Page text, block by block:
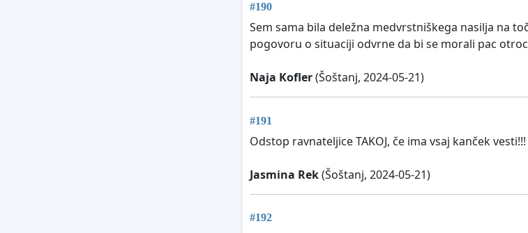
#190
Sem sama bila deležna medvrstniškega nasilja na
pogovoru o situaciji odvrne da bi se morali pac
Naja Kofler(Šoštanj, 2024-05-21)
#191
Odstop ravnateljice TAKOJ, če ima vsaj kanček vesti!!!
Jasmina Rek(Šoštanj, 2024-05-21)
#192